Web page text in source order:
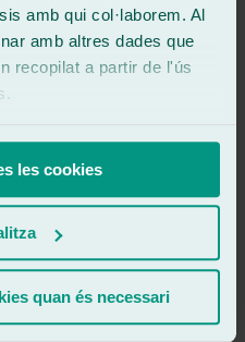
amb qui col·laborem. Al
amb altres dades que
recopilat a partir de l'ús
les cookies
quan és necessari